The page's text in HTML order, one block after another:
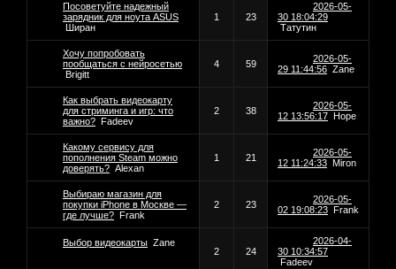
Посоветуйте надежный
зарядник для ноута ASUS
Ширан
1 23
2026-05-
30 18:04:29
Татутин
Хочу попробовать
пообщаться с нейросетью
Brigitt
4 59
2026-05-
29 11:44:56 Zane
Как выбрать видеокарту
для стриминга и игр: что
важно? Fadeev
2 38
2026-05-
12 13:56:17 Hope
Какому сервису для
пополнения Steam можно
доверять? Alexan
1 21
2026-05-
12 11:24:33 Miron
Выбираю магазин для
покупки iPhone в Москве —
где лучше? Frank
2 23
2026-05-
02 19:08:23 Frank
Выбор видеокарты Zane
2
24
2026-04-
30 10:34:57
Fadeev